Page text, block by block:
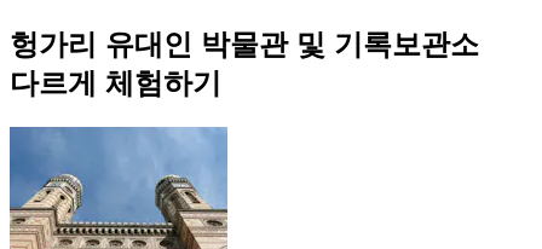
헝가리 유대인 박물관 및 기록보관소
다르게 체험하기